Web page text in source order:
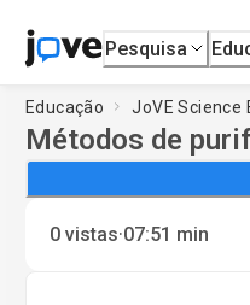
Pesquisa
Educação JoVE Science
Métodos de
0 vistas·07:51 min